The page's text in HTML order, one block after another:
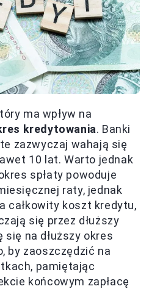
ma wpływ na
kredytowania. Banki
zazwyczaj wahają się
10 lat. Warto jednak
spłaty powoduje
raty, jednak
całkowity koszt kredytu,
się przez dłuższy
na dłuższy okres
by zaoszczędzić na
pamiętając
końcowym zapłacę